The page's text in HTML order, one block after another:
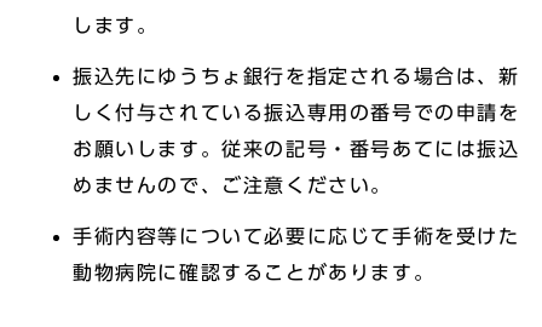
します。
振込先にゆうちょ銀行を指定される場合は、新
しく付与されている振込専用の番号での申請を
お願いします。従来の記号・番号あてには振込
めませんので、ご注意ください。
手術内容等について必要に応じて手術を受けた
動物病院に確認することがあります。